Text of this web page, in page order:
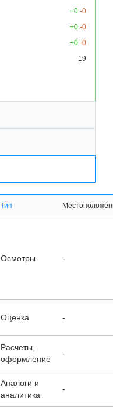
+0 -0
+0 -0
+0 -0
19
Тип
Осмотры -
Оценка -
Расчеты,
оформление
-
Аналоги и
аналитика
-